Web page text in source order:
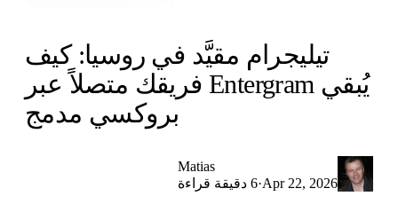
تيليجرام مقيَّد في روسيا: كيف
يُبقي Entergram فريقك متصلاً عبر
بروكسي مدمج
Matias
Apr 22, 2026
·6 دقيقة قراءة